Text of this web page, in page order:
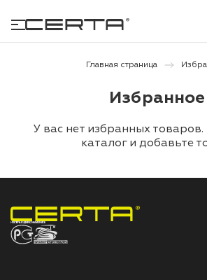
и дачи
металлу
Главная страница
Избранное
У вас нет избранных
каталоги добавьте
НПП «СПЕКТР» ЗАВОД ЛАКОКРАСОЧНЫХ МАТЕРИАЛОВ